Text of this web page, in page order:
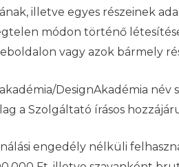
illetve egyes részeinek
módon történő
vagy azok bármely
DesignAkadémia név
a Szolgáltató írásos
engedély nélküli